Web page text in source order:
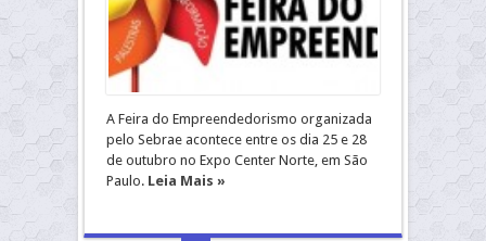
A Feira do Empreendedorismo organizada
pelo Sebrae acontece entre os dia 25 e 28
de outubro no Expo Center Norte, em São
Paulo. Leia Mais »